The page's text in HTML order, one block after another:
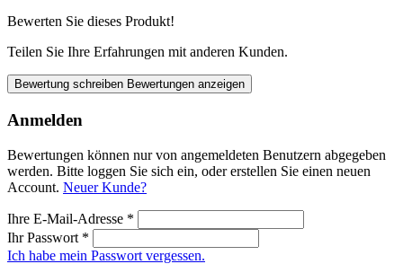
Bewerten Sie dieses Produkt!
Teilen Sie Ihre Erfahrungen mit anderen Kunden.
Bewertung schreiben Bewertungen anzeigen
Anmelden
Bewertungen können nur von angemeldeten Benutzern abgegeben
werden. Bitte loggen Sie sich ein, oder erstellen Sie einen neuen
Account. Neuer Kunde?
Ihre E-Mail-Adresse *
Ihr Passwort *
Ich habe mein Passwort vergessen.